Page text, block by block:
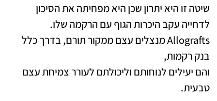
שיטה זו היא יתרון שכן היא מפחיתה את הסיכון
לדחייה עקב היכרות הגוף עם הרקמה שלו.
Allografts מנצלים עצם ממקור תורם, בדרך כלל
בנק רקמות,
והם יעילים לנוחותם וליכולתם לעורר צמיחת עצם
טבעית.